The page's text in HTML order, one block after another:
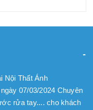
Nội Thất Ánh
07/03/2024 Chuyên
rửa tay.... cho khách